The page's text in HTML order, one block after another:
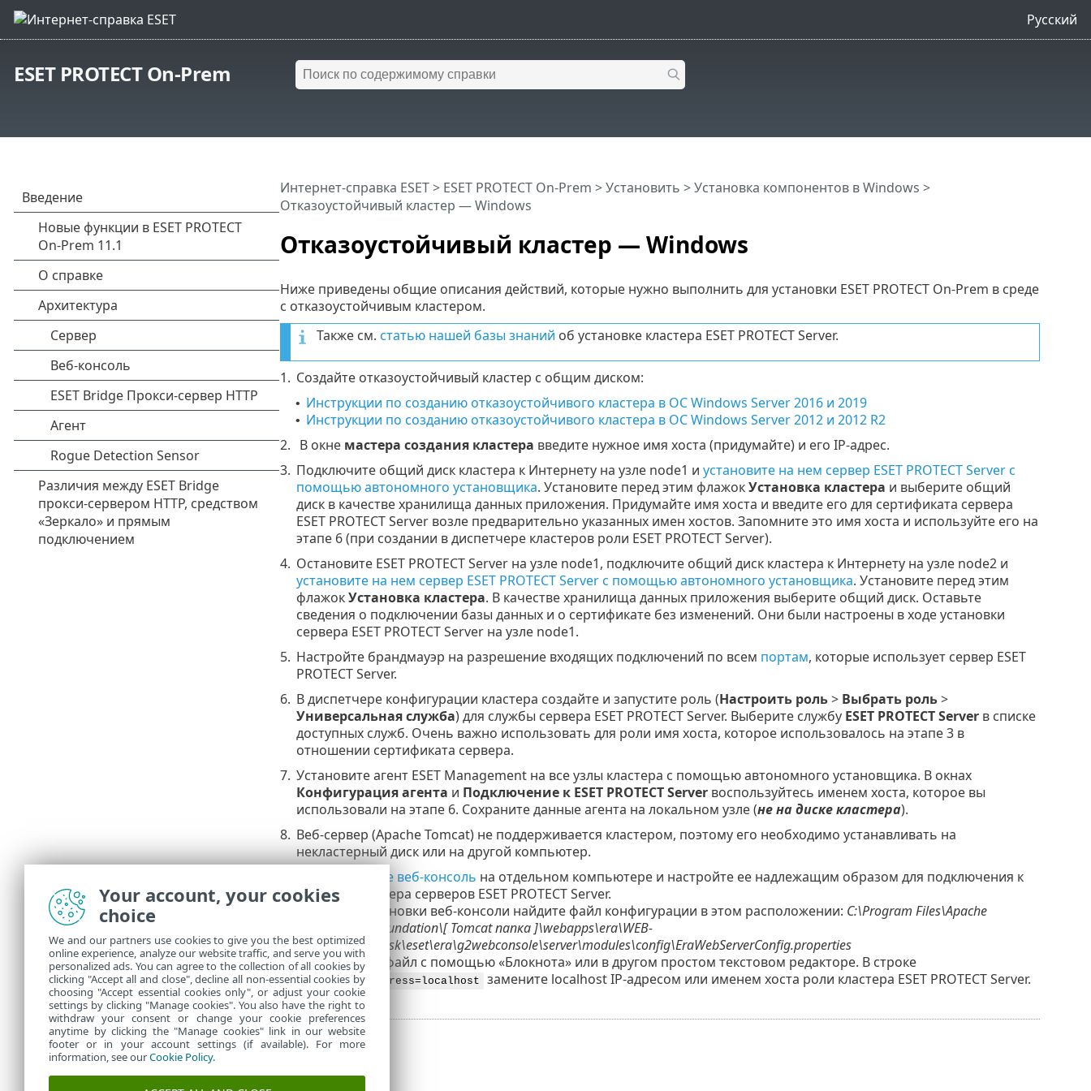
Русский
ESET PROTECT On-Prem
Отказоустойчивый кластер — Windows
Интернет-справка ESET> ESET PROTECT On-Prem >Установить >Установка компонентов в Windows >
Отказоустойчивый кластер — Windows
Ниже приведены общие описания действий, которые нужно выполнить для установки ESET PROTECT On-Prem в среде
с отказоустойчивым кластером.
Также см. статью нашей базы знаний об установке кластера ESET PROTECT Server.
1. Создайте отказоустойчивый кластер с общим диском:
• Инструкции по созданию отказоустойчивого кластера в ОС Windows Server 2016 и 2019
• Инструкции по созданию отказоустойчивого кластера в ОС Windows Server 2012 и 2012 R2
2. В окне мастера создания кластера введите нужное имя хоста (придумайте) и его IP-адрес.
3. Подключите общий диск кластера к Интернету на узле node1 и установите на нем сервер ESET PROTECT Server с
помощью автономного установщика. Установите перед этим флажокУстановка кластера и выберите общий
диск в качестве хранилища данных приложения. Придумайте имя хоста и введите его для сертификата сервера
ESET PROTECT Server возле предварительно указанных имен хостов. Запомните это имя хоста и используйте его на
этапе 6 (при создании в диспетчере кластеров роли ESET PROTECT Server).
4. Остановите ESET PROTECT Server на узле node1, подключите общий диск кластера к Интернету на узле node2 и
установите на нем сервер ESET PROTECT Server с помощью автономного установщика. Установите перед этим
флажокУстановка кластера. В качестве хранилища данных приложения выберите общий диск. Оставьте
сведения о подключении базы данных и о сертификате без изменений. Они были настроены в ходе установки
сервера ESET PROTECT Server на узле node1.
5. Настройте брандмауэр на разрешение входящих подключений по всем портам, которые использует сервер ESET
PROTECT Server.
6. В диспетчере конфигурации кластера создайте и запустите роль (Настроить роль> Выбрать роль>
Универсальная служба) для службы сервера ESET PROTECT Server. Выберите службу ESET PROTECT Serverв списке
доступных служб. Очень важно использовать для роли имя хоста, которое использовалось на этапе 3 в
отношении сертификата сервера.
7. Установите агент ESET Management на все узлы кластера с помощью автономного установщика. В окнах
Конфигурация агента и Подключение к ESET PROTECT Serverвоспользуйтесь именем хоста, которое вы
использовали на этапе 6. Сохраните данные агента на локальном узле (не на диске кластера).
8. Веб-сервер (Apache Tomcat) не поддерживается кластером, поэтому его необходимо устанавливать на
некластерный диск или на другой компьютер.
Установите веб-консоль на отдельном компьютере и настройте ее надлежащим образом для подключения к
роли кластера серверов ESET PROTECT Server.
После установки веб-консоли найдите файл конфигурации в этом расположении: C:\Program Files\Apache
Software Foundation\[ Tomcatпапка ]\webapps\era\WEB-
INF\classes\sk\eset\era\g2webconsole\server\modules\config\EraWebServerConfig.properties
c.
Откройте файл с помощью «Блокнота» или в другом простом текстовом редакторе. В строке
server_address=localhost замените localhost IP-адресом или именем хоста роли кластера ESET PROTECT Server.
Your account, your cookies
choice
We and our partners use cookies to give you the best optimized
online experience, analyze our website traffic, and serve you with
personalized ads. You can agree to the collection of all cookies by
clicking "Accept all and close", decline all non-essential cookies by
choosing "Accept essential cookies only", or adjust your cookie
settings by clicking "Manage cookies". You also have the right to
withdraw your consent or change your cookie preferences
anytime by clicking the "Manage cookies" link in our website
footer or in your account settings (if available). For more
information, see ourCookie Policy.